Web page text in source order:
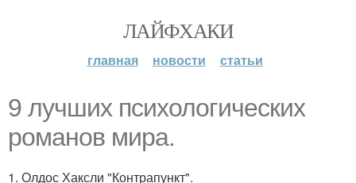
ЛАЙФХАКИ
главная новости статьи
9 лучших психологических
романов мира.
1. Олдос Хаксли "Контрапункт".